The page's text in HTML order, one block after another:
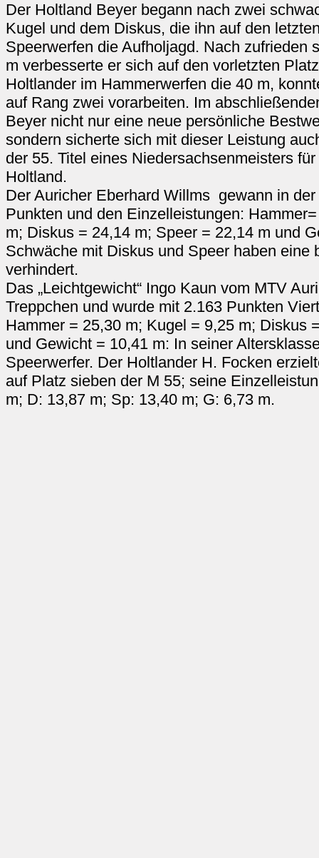
Der Holtland Beyer begann nach zwei
Kugel und dem Diskus, die ihn auf den
Speerwerfen die Aufholjagd. Nach zufrieden
m verbesserte er sich auf den vorletzten
Holtlander im Hammerwerfen die 40 m,
auf Rang zwei vorarbeiten. Im
Beyer nicht nur eine neue persönliche
sondern sicherte sich mit dieser Leistung
der 55. Titel eines Niedersachsenmeisters
Holtland.
Der Auricher Eberhard Willms gewann in
Punkten und den Einzelleistungen:
m; Diskus = 24,14 m; Speer = 22,14 m und
Schwäche mit Diskus und Speer haben eine
verhindert.
Das „Leichtgewicht“ Ingo Kaun vom MTV
Treppchen und wurde mit 2.163 Punkten
Hammer = 25,30 m; Kugel = 9,25 m; Diskus
und Gewicht = 10,41 m: In seiner
Speerwerfer. Der Holtlander H. Focken
auf Platz sieben der M 55; seine
m; D: 13,87 m; Sp: 13,40 m; G: 6,73 m.